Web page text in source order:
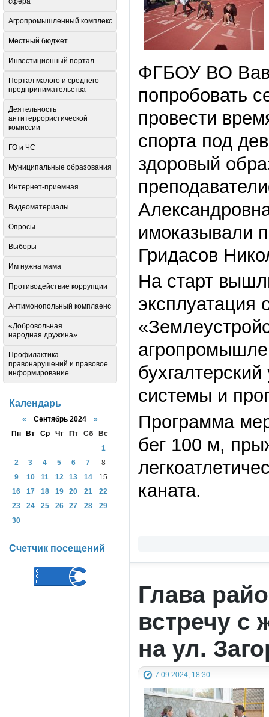
ФГБОУ ВО
попробовать
провести
спорта под
здоровый
имоказывали
Гридасов
На старт
эксплуатация
системы и
Программа
бег 100 м,
каната.
Глава
встречу
на ул.
7.09.2024, 18:30
Агропромышленный комплекс
Местный бюджет
Инвестиционный портал
Портал малого и среднего
предпринимательства
Деятельность
антитеррористической
комиссии
ГО и ЧС
Муниципальные образования
Интернет-приемная
Видеоматериалы
Опросы
Выборы
Им нужна мама
Противодействие коррупции
Антимонопольный комплаенс
«Добровольная
народная дружина»
Профилактика
правонарушений и правовое
информирование
Календарь
« Сентябрь 2024 »
Пн
Вт Ср Чт Пт Сб
Вс
1
2
3 4 5 6 7
8
9
10 11 12 13 14
15
16
17 18 19 20 21
22
23
24 25 26 27 28
29
30
Счетчик посещений